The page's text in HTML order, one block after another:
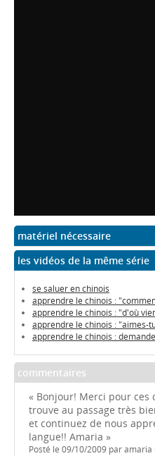
matériel nécessaire
les vidéos de la même série
se saluer en chinois
apprendre le chinois :
apprendre le chinois : "d'où
apprendre le chinois : "aimes-
apprendre le chinois :
commentaires
« Bonjour! Merci pour ces
trouve au passage très
et continuez de nous
langue!! Amaria »
Posté le 09/10/2009 par amaria